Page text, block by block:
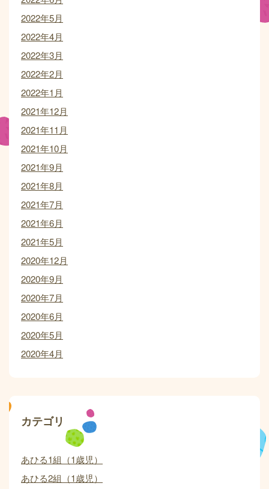
2022年5月
2022年4月
2022年3月
2022年2月
2022年1月
2021年12月
2021年11月
2021年10月
2021年9月
2021年8月
2021年7月
2021年6月
2021年5月
2020年12月
2020年9月
2020年7月
2020年6月
2020年5月
2020年4月
カテゴリ
あひる1組（1歳児）
あひる2組（1歳児）